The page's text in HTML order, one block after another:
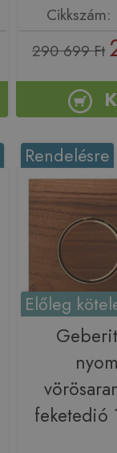
290 699 Ft
Rendelésre
Előleg
feketedió